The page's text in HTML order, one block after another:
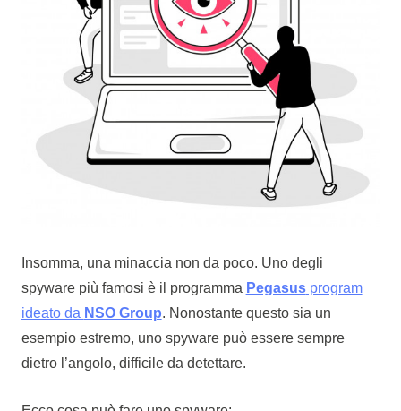
Insomma, una minaccia non da poco. Uno degli
spyware più famosi è il programma Pegasusprogram
ideato da NSO Group. Nonostante questo sia un
esempio estremo, uno spyware può essere sempre
dietro l’angolo, difficile da detettare.